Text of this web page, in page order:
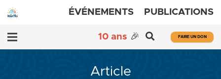
ÉVÉNEMENTS PUBLICATIONS
10 ans 🎉 FAIRE UN DON
Article